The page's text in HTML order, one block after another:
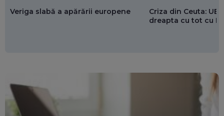
Veriga slabă a apărării europene
Criza din Ceuta: UE
dreapta cu tot cu